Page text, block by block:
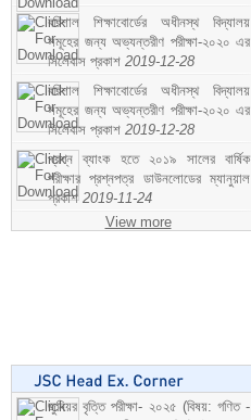
বরিশাল শিক্ষাবোর্ডের অধীনস্থ বিদ্যালয়
সমূহের জন্য অভ্যন্তরীণ পরীক্ষা-২০২০ এর
সিলেবাস প্রকাশ 2019-12-28
বরিশাল শিক্ষাবোর্ডের অধীনস্থ বিদ্যালয়
সমূহের জন্য অভ্যন্তরীণ পরীক্ষা-২০২০ এর
সিলেবাস প্রকাশ 2019-12-28
প্রশ্ন ব্যাংক হতে ২০১৯ সালের বার্ষিক
পরীক্ষার প্রশ্নপত্র ডাউনলোডের ম্যানুয়াল
প্রকাশ 2019-11-24
View more
জুনিয়র বৃত্তি পরীক্ষা- ২০২৫ (বিষয়: গণিত -